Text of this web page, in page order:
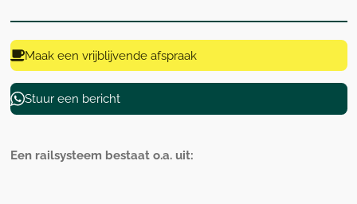
Maak een vrijblijvende afspraak
Stuur een bericht
Een railsysteem bestaat o.a. uit: